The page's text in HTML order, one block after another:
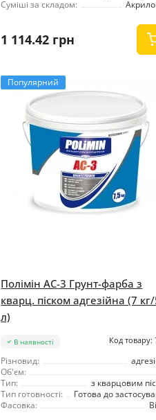
Суміші за складом:
1 114.42 грн
Популярний
Полімін АС-3 Грунт-фарба з
кварц. піском адгезійна (7
л)
В наявності Код товару:
Різновид:
Об'єм:
Тип:
з кварцовим
Тип готовності:
Готова до
Фасовка: